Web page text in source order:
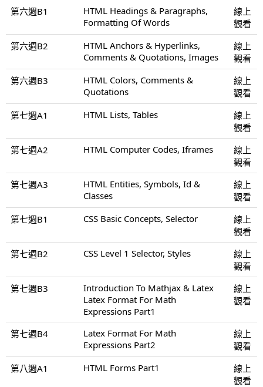
第六週B1
HTML Headings & Paragraphs,
Formatting Of Words
線上
觀看
第六週B2
HTML Anchors & Hyperlinks,
Comments & Quotations, Images
線上
觀看
第六週B3
HTML Colors, Comments &
Quotations
線上
觀看
第七週A1
HTML Lists, Tables
線上
觀看
第七週A2
HTML Computer Codes, Iframes
線上
觀看
第七週A3
HTML Entities, Symbols, Id &
Classes
線上
觀看
第七週B1
CSS Basic Concepts, Selector
線上
觀看
第七週B2
CSS Level 1 Selector, Styles
線上
觀看
第七週B3
Introduction To Mathjax & Latex
Latex Format For Math
Expressions Part1
線上
觀看
第七週B4
Latex Format For Math
Expressions Part2
線上
觀看
第八週A1
HTML Forms Part1
線上
觀看